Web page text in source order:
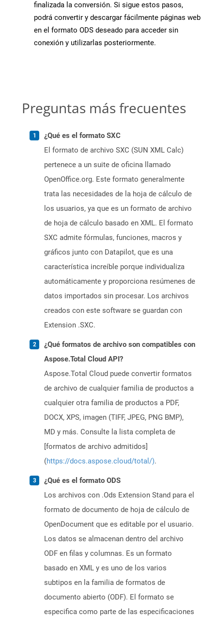
finalizada la conversión. Si sigue estos pasos,
podrá convertir y descargar fácilmente páginas web
en el formato ODS deseado para acceder sin
conexión y utilizarlas posteriormente.
Preguntas más frecuentes
¿Qué es el formato SXC
El formato de archivo SXC (SUN XML Calc)
pertenece a un suite de oficina llamado
OpenOffice.org. Este formato generalmente
trata las necesidades de la hoja de cálculo de
los usuarios, ya que es un formato de archivo
de hoja de cálculo basado en XML. El formato
SXC admite fórmulas, funciones, macros y
gráficos junto con Datapilot, que es una
característica increíble porque individualiza
automáticamente y proporciona resúmenes de
datos importados sin procesar. Los archivos
creados con este software se guardan con
Extension .SXC.
¿Qué formatos de archivo son compatibles con
Aspose.Total Cloud API?
Aspose.Total Cloud puede convertir formatos
de archivo de cualquier familia de productos a
cualquier otra familia de productos a PDF,
DOCX, XPS, imagen (TIFF, JPEG, PNG BMP),
MD y más. Consulte la lista completa de
[formatos de archivo admitidos]
(https://docs.aspose.cloud/total/).
¿Qué es el formato ODS
Los archivos con .Ods Extension Stand para el
formato de documento de hoja de cálculo de
OpenDocument que es editable por el usuario.
Los datos se almacenan dentro del archivo
ODF en filas y columnas. Es un formato
basado en XML y es uno de los varios
subtipos en la familia de formatos de
documento abierto (ODF). El formato se
especifica como parte de las especificaciones